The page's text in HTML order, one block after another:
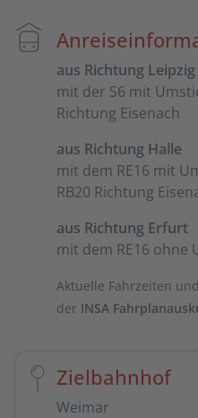
aus Richtung Leipzig
mit der S6 mit
Richtung Eisenach
aus Richtung Halle
mit dem RE16 mit
RB20 Richtung
aus Richtung Erfurt
mit dem RE16 ohne
Aktuelle Fahrzeiten
der INSA
Zielbahnhof
Weimar